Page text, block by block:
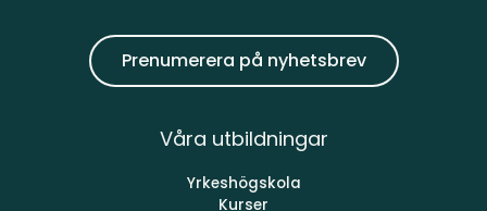
Prenumerera på nyhetsbrev
Våra utbildningar
Yrkeshögskola
Kurser